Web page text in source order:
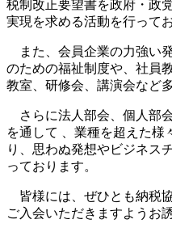
税制改正要望書を政府・政
実現を求める活動を行って
また、会員企業の力強い
のための福祉制度や、社員
教室、研修会、講演会など
さらに法人部会、個人部
を通して 、業種を超えた様
り、思わぬ発想やビジネス
っております。
皆様には、ぜひとも納税
ご入会いただきますようお